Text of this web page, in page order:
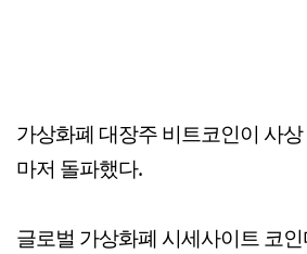
가상화폐 대장주 비트코인이 사
마저 돌파했다.
글로벌 가상화폐 시세사이트 코